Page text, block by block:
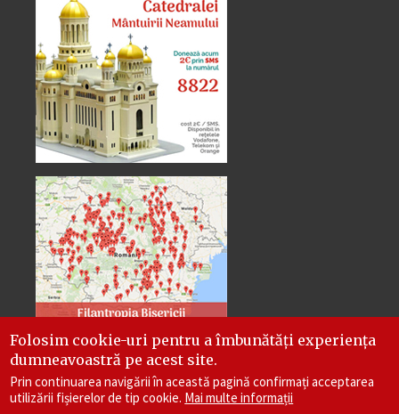
Folosim cookie-uri pentru a îmbunătăți experiența
dumneavoastră pe acest site.
Prin continuarea navigării în această pagină confirmați acceptarea
utilizării fișierelor de tip cookie. Mai multe informații